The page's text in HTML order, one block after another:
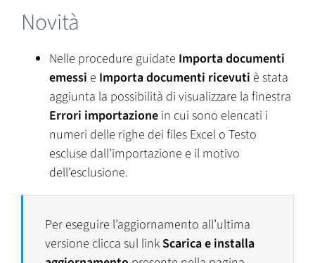
Novità
Nelle procedure guidate Importa documenti
emessi e Importa documenti ricevuti è stata
aggiunta la possibilità di visualizzare la finestra
Errori importazione in cui sono elencati i
numeri delle righe dei files Excel o Testo
escluse dall’importazione e il motivo
dell’esclusione.
Per eseguire l’aggiornamento all’ultima
versione clicca sul linkScarica e installa